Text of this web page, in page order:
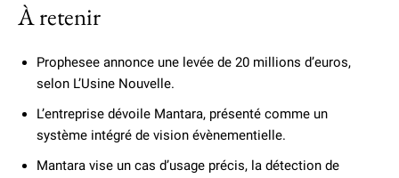
À retenir
Prophesee annonce une levée de 20 millions d’euros,
selon L’Usine Nouvelle.
L’entreprise dévoile Mantara, présenté comme un
système intégré de vision évènementielle.
Mantara vise un cas d’usage précis, la détection de